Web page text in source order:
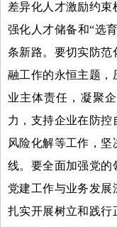
差异化人才激励约
强化人才储备和“选
条新路。要切实防范
融工作的永恒主题，
业主体责任，凝聚
力，支持企业在防控
风险化解等工作，
线。要全面加强党的
党建工作与业务发展
扎实开展树立和践行